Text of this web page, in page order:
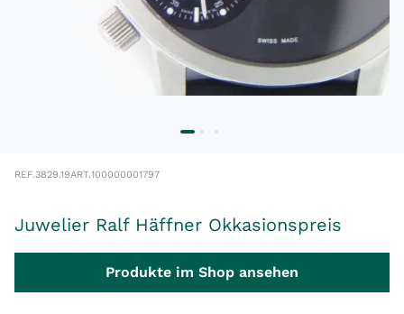
REF.3829.19ART.100000001797
Juwelier Ralf Häffner Okkasionspreis
Produkte im Shop ansehen